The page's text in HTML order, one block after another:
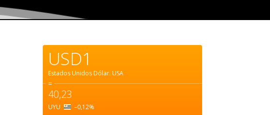
USD1
Estados Unidos Dólar. USA
=
40,23
UYU –0,12%